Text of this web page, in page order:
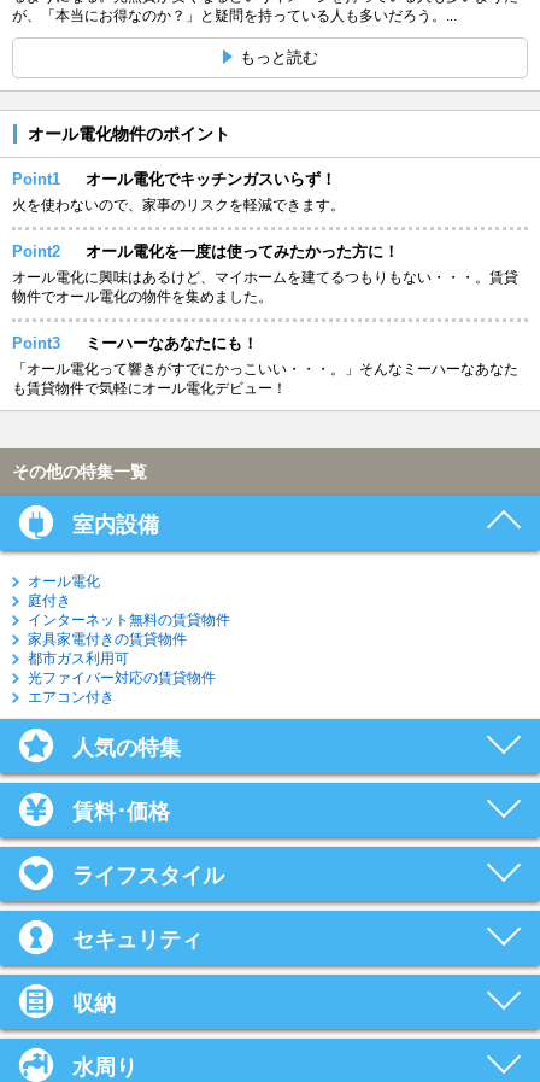
が、「本当にお得なのか？」と疑問を持っている人も多いだろう。...
もっと読む
オール電化物件のポイント
Point1 オール電化でキッチンガスいらず！
火を使わないので、家事のリスクを軽減できます。
Point2 オール電化を一度は使ってみたかった方に！
オール電化に興味はあるけど、マイホームを建てるつもりもない・・・。賃貸
物件でオール電化の物件を集めました。
Point3 ミーハーなあなたにも！
「オール電化って響きがすでにかっこいい・・・。」そんなミーハーなあなた
も賃貸物件で気軽にオール電化デビュー！
その他の特集一覧
室内設備
オール電化
庭付き
インターネット無料の賃貸物件
家具家電付きの賃貸物件
都市ガス利用可
光ファイバー対応の賃貸物件
エアコン付き
人気の特集
賃料･価格
ライフスタイル
セキュリティ
収納
水周り